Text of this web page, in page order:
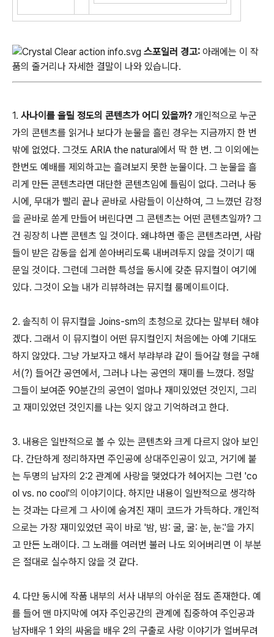
스포일러 경고: 아래에는 이 작
품의 줄거리나 자세한 결말이 나와 있습니다.
1. 사나이를 울릴 정도의 콘텐츠가 어디 있을까? 개인적으로 누군
가의 콘텐츠를 읽거나 보다가 눈물을 흘린 경우는 지금까지 한 번
밖에 없었다. 그것도 ARIA the natural에서 딱 한 번. 그 이외에는
한번도 예배를 제외하고는 흘려보지 못한 눈물이다. 그 눈물을 흘
리게 만든 콘텐츠라면 대단한 콘텐츠임에 틀림이 없다. 그러나 동
시에, 무대가 빨리 끝나 곧바로 사람들이 이산하여, 그 느꼈던 감정
을 곧바로 쏟게 만들어 버린다면 그 콘텐츠는 어떤 콘텐츠일까? 그
건 굉장히 나쁜 콘텐츠 일 것이다. 왜냐하면 좋은 콘텐츠라면, 사람
들이 받은 감동을 쉽게 쏟아버리도록 내버려두지 않을 것이기 때
문일 것이다. 그런데 그러한 특성을 동시에 갖춘 뮤지컬이 여기에
있다. 그것이 오늘 내가 리뷰하려는 뮤지컬 룸메이트이다.
2. 솔직히 이 뮤지컬을 Joins-sm의 초청으로 갔다는 말부터 해야
겠다. 그래서 이 뮤지컬이 어떤 뮤지컬인지 처음에는 아예 기대도
하지 않았다. 그냥 가보자고 해서 부랴부랴 같이 들어갈 형을 구해
서(?) 들어간 공연에서, 그러나 나는 공연의 재미를 느꼈다. 정말
그들이 보여준 90분간의 공연이 얼마나 재미있었던 것인지, 그리
고 재미있었던 것인지를 나는 잊지 않고 기억하려고 한다.
3. 내용은 일반적으로 볼 수 있는 콘텐츠와 크게 다르지 않아 보인
다. 간단하게 정리하자면 주인공에 상대주인공이 있고, 거기에 붙
는 두명의 남자의 2:2 관계에 사랑을 맺었다가 헤어지는 그런 'co
ol vs. no cool'의 이야기이다. 하지만 내용이 일반적으로 생각하
는 것과는 다르게 그 사이에 숨겨진 재미 코드가 가득하다. 개인적
으로는 가장 재미있었던 곡이 바로 '밤, 밤: 굴, 굴: 눈, 눈:'을 가지
고 만든 노래이다. 그 노래를 여러번 불러 나도 외어버리면 이 부분
은 절대로 실수하지 않을 것 같다.
4. 다만 동시에 작품 내부의 서사 내부의 아쉬운 점도 존재한다. 예
를 들어 맨 마지막에 여자 주인공간의 관계에 집중하여 주인공과
남자배우 1 와의 싸움을 배우 2의 구출로 사랑 이야기가 얼버무려